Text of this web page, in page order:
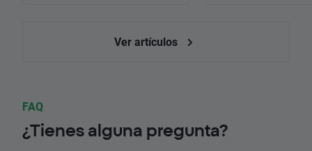
Ver artículos
FAQ
¿Tienes alguna pregunta?